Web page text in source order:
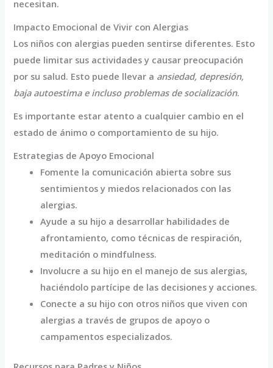
necesitan.
Impacto Emocional de Vivir con Alergias
Los niños con alergias pueden sentirse diferentes. Esto
puede limitar sus actividades y causar preocupación
por su salud. Esto puede llevar a ansiedad, depresión,
baja autoestima e incluso problemas de socialización.
Es importante estar atento a cualquier cambio en el
estado de ánimo o comportamiento de su hijo.
Estrategias de Apoyo Emocional
Fomente la comunicación abierta sobre sus
sentimientos y miedos relacionados con las
alergias.
Ayude a su hijo a desarrollar habilidades de
afrontamiento, como técnicas de respiración,
meditación o mindfulness.
Involucre a su hijo en el manejo de sus alergias,
haciéndolo partícipe de las decisiones y acciones.
Conecte a su hijo con otros niños que viven con
alergias a través de grupos de apoyo o
campamentos especializados.